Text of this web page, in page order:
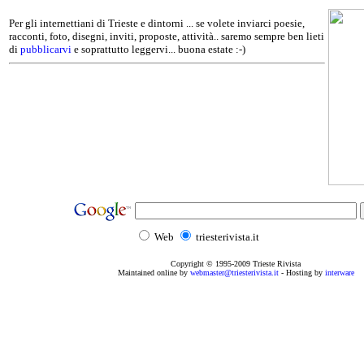
Per gli internettiani di Trieste e dintorni ... se volete inviarci poesie,
racconti, foto, disegni, inviti, proposte, attività.. saremo sempre ben lieti
di pubblicarvi e soprattutto leggervi... buona estate :-)
Web triesterivista.it
Copyright © 1995-2009 Trieste Rivista
Maintained online by webmaster@triesterivista.it- Hosting by interware